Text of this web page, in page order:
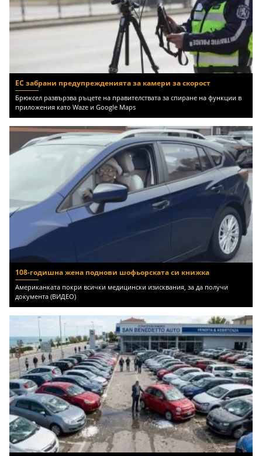
ЕС забрани предупрежденията за камери за скорост
Брюксел развързва ръцете на правителствата за спиране на функции в
приложения като Waze и Google Maps
108-годишна жена поднови шофьорската си книжка
Американката покри всички медицински изисквания, за да получи
документа (ВИДЕО)